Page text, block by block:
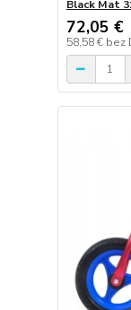
Black Mat
72,05 €
58,58 € bez